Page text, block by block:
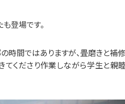
も登場です。
の時間ではありますが、畳磨きと
てくださり作業しながら学生と親